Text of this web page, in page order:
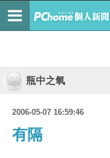
瓶中之氧
2006-05-07 16:59:46
有隔